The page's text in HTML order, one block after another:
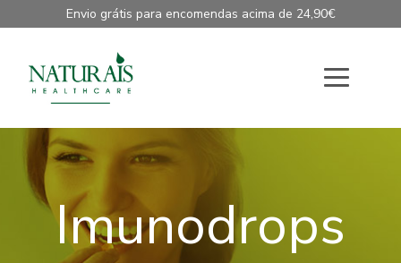
Envio grátis para encomendas acima de 24,90€
Imunodrops